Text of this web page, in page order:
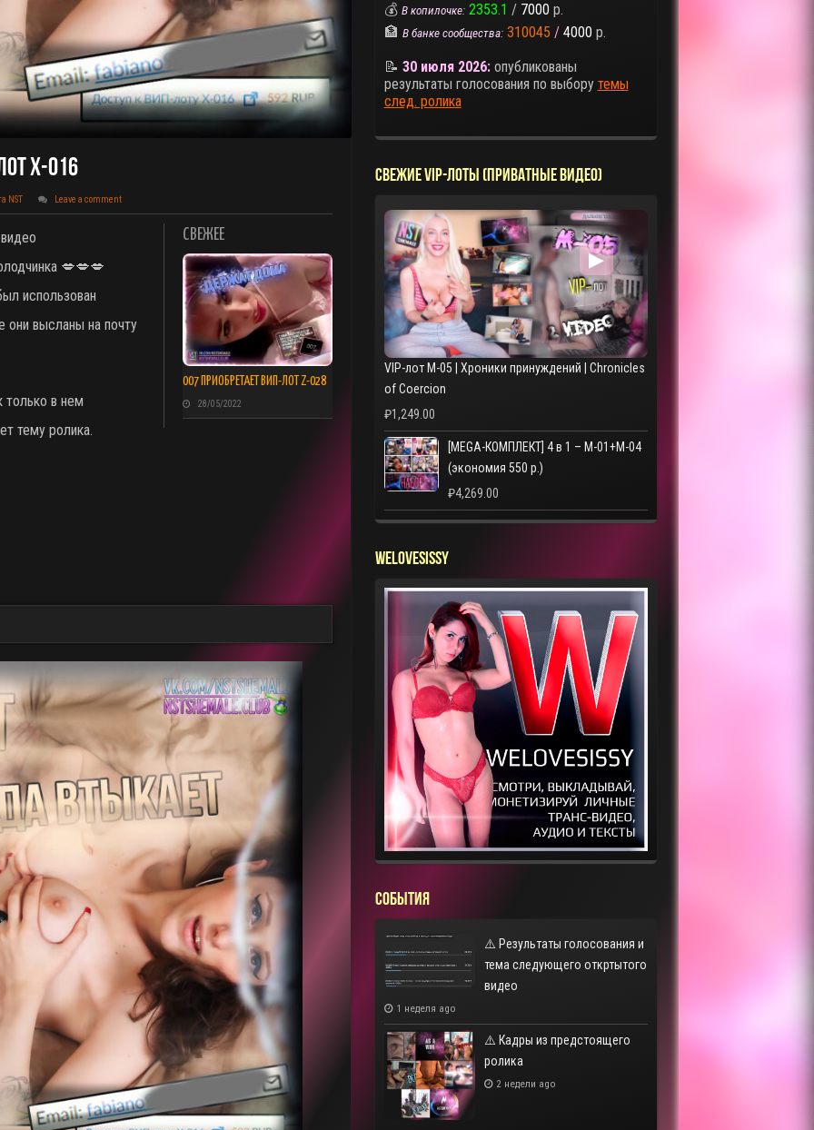
X-016
NST Leave a comment
СВЕЖЕЕ
007 ПРИОБРЕТАЕТ ВИП-ЛОТ Z-028
28/05/2022
💋💋💋
использован
они высланы на почту
только в нем
тему ролика.
💰 В копилочке: 2353.1 / 7000 р.
🏦 В банке сообщества: 310045 / 4000 р.
📝 30 июля 2026:опубликованы
результаты голосования по выбору темы
след. ролика
СВЕЖИЕ VIP-ЛОТЫ (ПРИВАТНЫЕ ВИДЕО)
▶
VIP-лот M-05 | Хроники принуждений | Chronicles
of Coercion
₽1,249.00
[MEGA-КОМПЛЕКТ] 4 в 1 – M-01+M-04
(экономия 550 р.)
₽4,269.00
WELOVESISSY
СОБЫТИЯ
⚠️ Результаты голосования и
тема следующего откртытого
видео
1 неделя ago
⚠️ Кадры из предстоящего
ролика
2 недели ago